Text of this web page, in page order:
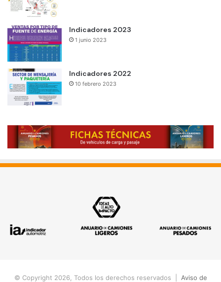
Indicadores 2023
1 junio 2023
Indicadores 2022
10 febrero 2023
© Copyright 2026, Todos los derechos reservados | Aviso de